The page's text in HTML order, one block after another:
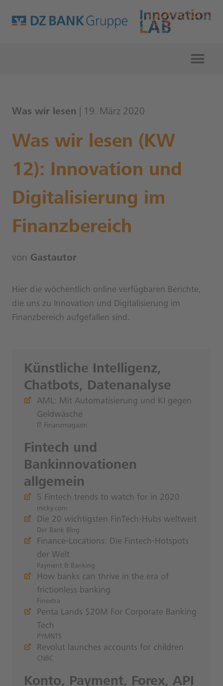
Was wir lesen | 19. März 2020
Was wir lesen (KW
12): Innovation und
Digitalisierung im
Finanzbereich
von Gastautor
Hier die wöchentlich online verfügbaren Berichte,
die uns zu Innovation und Digitalisierung im
Finanzbereich aufgefallen sind.
Künstliche Intelligenz,
Chatbots, Datenanalyse
AML: Mit Automatisierung und KI gegen
Geldwäsche
IT Finanzmagazin
Fintech und
Bankinnovationen
allgemein
5 Fintech trends to watch for in 2020
micky.com
Die 20 wichtigsten FinTech-Hubs weltweit
Der Bank Blog
Finance-Locations: Die Fintech-Hotspots
der Welt
Payment & Banking
How banks can thrive in the era of
frictionless banking
Finextra
Penta Lands $20M For Corporate Banking
Tech
PYMNTS
Revolut launches accounts for children
CNBC
Konto, Payment, Forex, API